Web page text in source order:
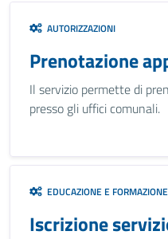
AUTORIZZAZIONI
Prenotazione
Il servizio permette di
presso gli uffici comunali.
EDUCAZIONE E FORMAZIONE
Iscrizione